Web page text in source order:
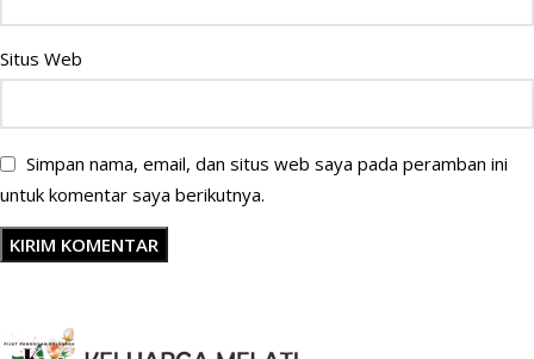
Situs Web
Simpan nama, email, dan situs web saya pada peramban ini
untuk komentar saya berikutnya.